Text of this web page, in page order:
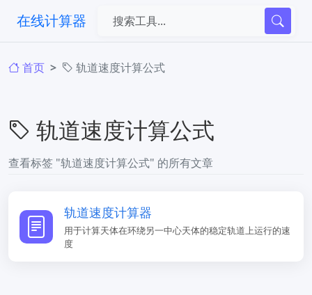
在线计算器
首页 轨道速度计算公式
轨道速度计算公式
查看标签 "轨道速度计算公式" 的所有文章
轨道速度计算器
用于计算天体在环绕另一中心天体的稳定轨道上运行的速
度